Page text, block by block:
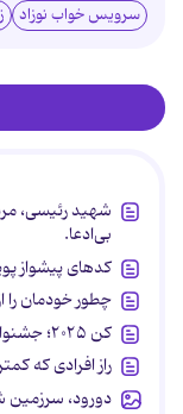
سرویس خواب نوزاد
شهید رئیسی،
بی‌ادعا.
کدهای پیشواز
چطور خودمان را از نظر ذهنی
کن ۲۰۲۵؛ جشنواره‌ای علیه خانواده
راز افرادی که
دورود،